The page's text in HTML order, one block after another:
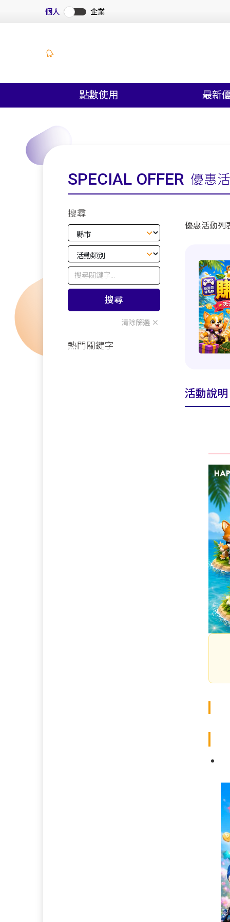
個人 企業
點數使用 最新
SPECIAL OFFER 優惠
搜尋
搜尋
清除篩選
熱門關鍵字
優惠活動列
活動說明